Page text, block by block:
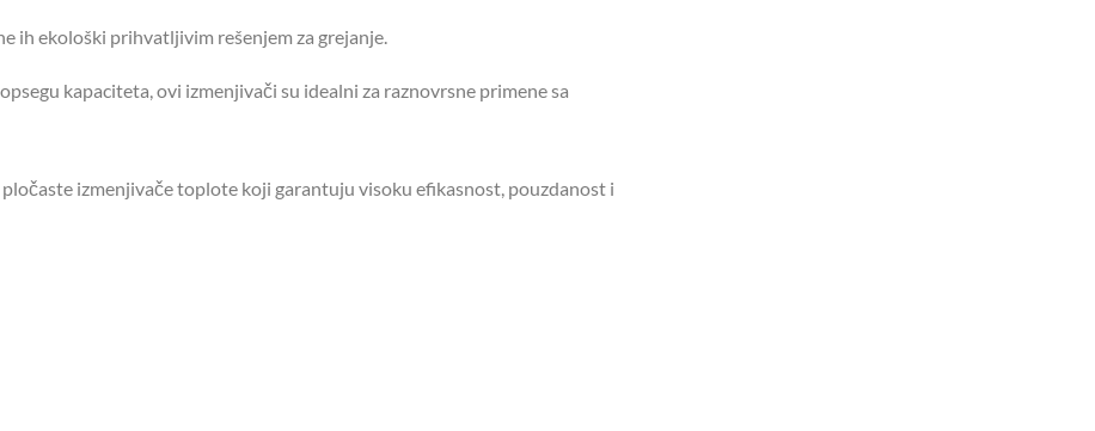
ih ekološki prihvatljivim rešenjem za grejanje.
kapaciteta, ovi izmenjivači su idealni za raznovrsne primene sa
izmenjivače toplote koji garantuju visoku efikasnost, pouzdanost i